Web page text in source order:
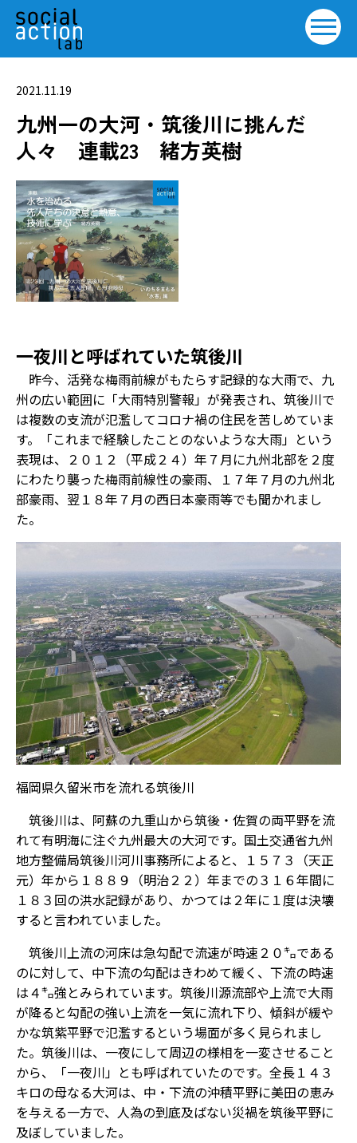
2021.11.19
九州一の大河・筑後川に挑んだ
人々 連載23 緒方英樹
一夜川と呼ばれていた筑後川
昨今、活発な梅雨前線がもたらす記録的な大雨で、九
州の広い範囲に「大雨特別警報」が発表され、筑後川で
は複数の支流が氾濫してコロナ禍の住民を苦しめていま
す。「これまで経験したことのないような大雨」という
表現は、２０１２（平成２４）年７月に九州北部を２度
にわたり襲った梅雨前線性の豪雨、１７年７月の九州北
部豪雨、翌１８年７月の西日本豪雨等でも聞かれまし
た。
福岡県久留米市を流れる筑後川
筑後川は、阿蘇の九重山から筑後・佐賀の両平野を流
れて有明海に注ぐ九州最大の大河です。国土交通省九州
地方整備局筑後川河川事務所によると、１５７３（天正
元）年から１８８９（明治２２）年までの３１６年間に
１８３回の洪水記録があり、かつては２年に１度は決壊
すると言われていました。
筑後川上流の河床は急勾配で流速が時速２０㌔である
のに対して、中下流の勾配はきわめて緩く、下流の時速
は４㌔強とみられています。筑後川源流部や上流で大雨
が降ると勾配の強い上流を一気に流れ下り、傾斜が緩や
かな筑紫平野で氾濫するという場面が多く見られまし
た。筑後川は、一夜にして周辺の様相を一変させること
から、「一夜川」とも呼ばれていたのです。全長１４３
キロの母なる大河は、中・下流の沖積平野に美田の恵み
を与える一方で、人為の到底及ばない災禍を筑後平野に
及ぼしていました。